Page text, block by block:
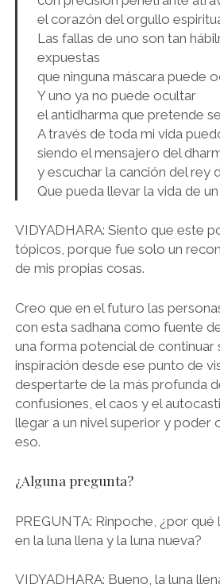
el corazón del orgullo
Las fallas de uno son tan
expuestas
que ninguna máscara puede
Y uno ya no puede ocultar
el antidharma que pretende
A través de toda mi vida
siendo el mensajero del
y escuchar la canción del rey
Que pueda llevar la vida de
VIDYADHARA: Siento que este
tópicos, porque fue solo un
de mis propias cosas.
Creo que en el futuro las
con esta sadhana como fuente
una forma potencial de continuar
inspiración desde ese punto de
despertarte de la más profunda
confusiones, el caos y el
llegar a un nivel superior y poder
eso.
¿Alguna pregunta?
PREGUNTA: Rinpoche, ¿por qué
en la luna llena y la luna nueva?
VIDYADHARA: Bueno, la luna